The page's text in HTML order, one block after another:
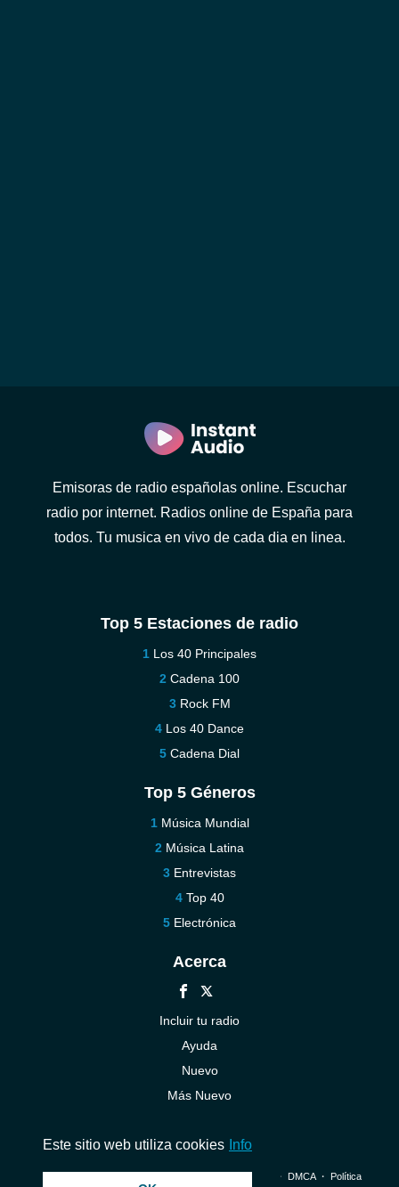
Emisoras de radio españolas online. Escuchar
radio por internet. Radios online de España para
todos. Tu musica en vivo de cada dia en linea.
Top 5 Estaciones de radio
Los 40 Principales
Cadena 100
Rock FM
Los 40 Dance
Cadena Dial
Top 5 Géneros
Música Mundial
Música Latina
Entrevistas
Top 40
Electrónica
Acerca
Incluir tu radio
Ayuda
Nuevo
Más Nuevo
© 2026 InstantAudio. Reservados todos los derechos. ・ DMCA・ Política
Este sitio web utiliza cookies Info